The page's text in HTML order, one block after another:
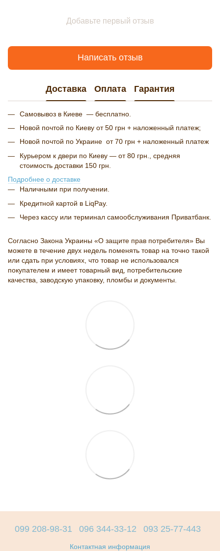
Добавьте первый отзыв
Написать отзыв
Доставка Оплата Гарантия
Самовывоз в Киеве — бесплатно.
Новой почтой по Киеву от 50 грн + наложенный платеж;
Новой почтой по Украине от 70 грн + наложенный платеж
Курьером к двери по Киеву — от 80 грн., средняя
стоимость доставки 150 грн.
Подробнее о доставке
Наличными при получении.
Кредитной картой в LiqPay.
Через кассу или терминал самообслуживания Приватбанк.
Согласно Закона Украины «О защите прав потребителя» Вы
можете в течение двух недель поменять товар на точно такой
или сдать при условиях, что товар не использовался
покупателем и имеет товарный вид, потребительские
качества, заводскую упаковку, пломбы и документы.
099 208-98-31 096 344-33-12 093 25-77-443
Контактная информация